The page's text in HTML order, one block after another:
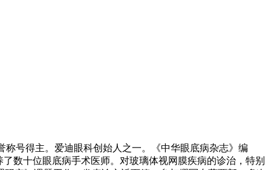
号得主。爱迪眼科创始人之一。《中华眼底病杂志》编
数十位眼底病手术医师。对玻璃体视网膜疾病的诊治，特别